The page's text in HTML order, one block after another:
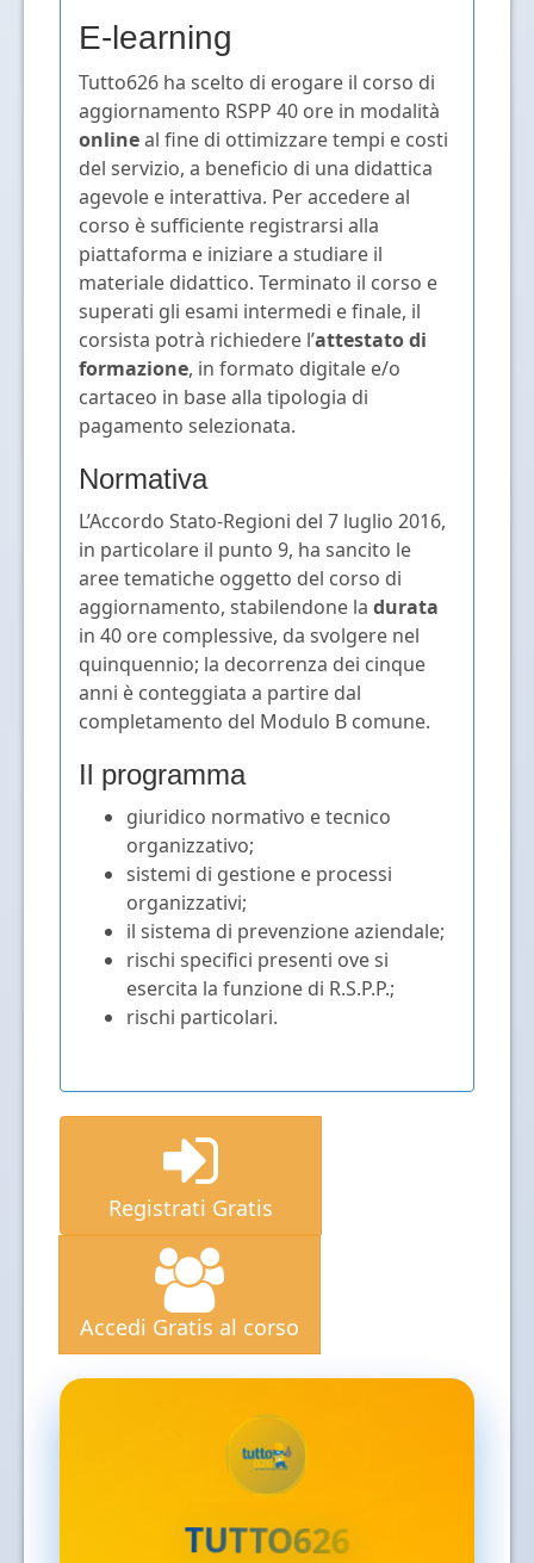
E-learning
Tutto626 ha scelto di erogare il corso di
aggiornamento RSPP 40 ore in modalità
onlineal fine di ottimizzare tempi e costi
del servizio, a beneficio di una didattica
agevole e interattiva. Per accedere al
corso è sufficiente registrarsi alla
piattaforma e iniziare a studiare il
materiale didattico. Terminato il corso e
superati gli esami intermedi e finale, il
corsista potrà richiedere l’attestato di
formazione, in formato digitale e/o
cartaceo in base alla tipologia di
pagamento selezionata.
Normativa
L’Accordo Stato-Regioni del 7 luglio 2016,
in particolare il punto 9, ha sancito le
aree tematiche oggetto del corso di
aggiornamento, stabilendone la durata
in 40 ore complessive, da svolgere nel
quinquennio; la decorrenza dei cinque
anni è conteggiata a partire dal
completamento del Modulo B comune.
Il programma
giuridico normativo e tecnico
organizzativo;
sistemi di gestione e processi
organizzativi;
il sistema di prevenzione aziendale;
rischi specifici presenti ove si
esercita la funzione di R.S.P.P.;
rischi particolari.
Registrati Gratis
Accedi Gratis al corso
✓
TUTTO626